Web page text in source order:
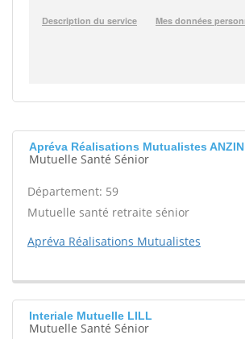
Apréva Réalisations Mutualistes ANZIN
Mutuelle Santé Sénior
Département: 59
Mutuelle santé retraite sénior
Apréva Réalisations Mutualistes
Interiale Mutuelle LILL
Mutuelle Santé Sénior